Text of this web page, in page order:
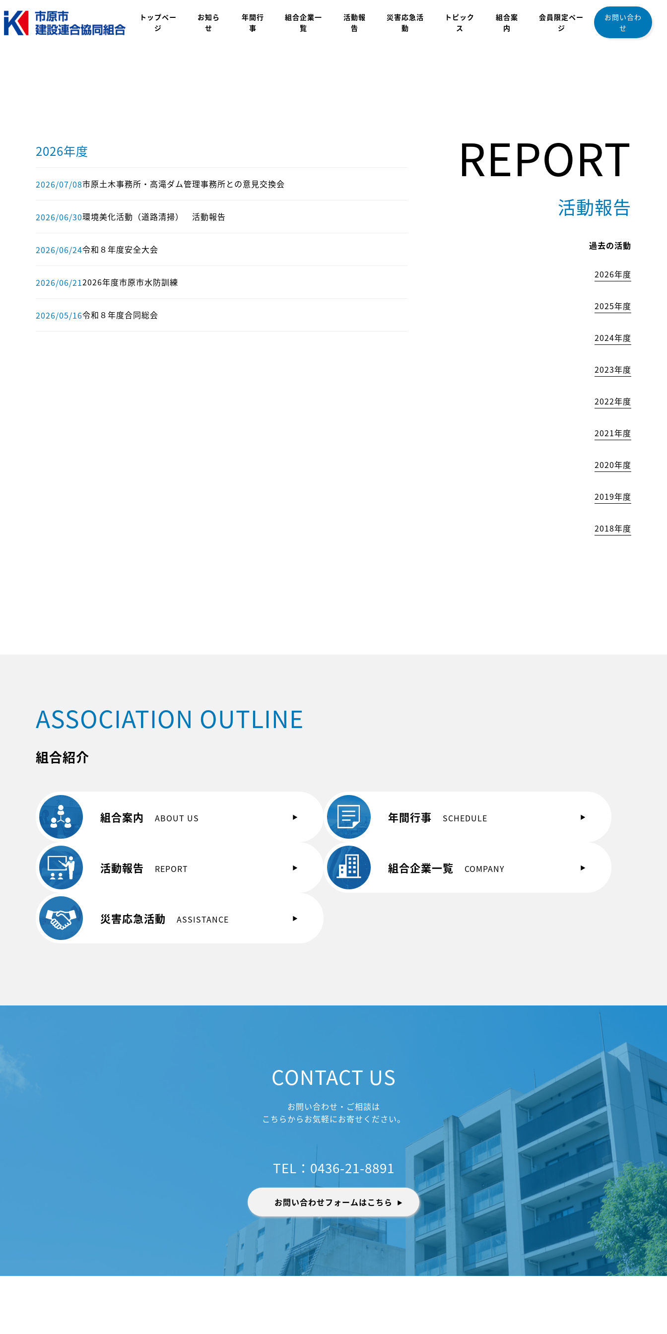
トップペー
ジ
お知ら
せ
年間行
事
組合企業一
覧
活動報
告
災害応急活
動
トピック
ス
組合案
内
会員限定ペー
ジ
お問い合わ
せ
2026年度
2026/07/08市原土木事務所・高滝ダム管理事務所との意見交換会
2026/06/30環境美化活動（道路清掃） 活動報告
2026/06/24令和８年度安全大会
2026/06/212026年度市原市水防訓練
2026/05/16令和８年度合同総会
REPORT
活動報告
過去の活動
2026年度
2025年度
2024年度
2023年度
2022年度
2021年度
2020年度
2019年度
2018年度
ASSOCIATION OUTLINE
組合紹介
組合案内 ABOUT US 年間行事 SCHEDULE
活動報告 REPORT 組合企業一覧 COMPANY
災害応急活動 ASSISTANCE
CONTACT US
お問い合わせ・ご相談は
こちらからお気軽にお寄せください。
TEL：0436-21-8891
お問い合わせフォームはこちら